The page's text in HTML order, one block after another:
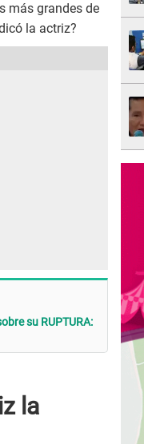
más grandes de
la actriz?
su RUPTURA:
la